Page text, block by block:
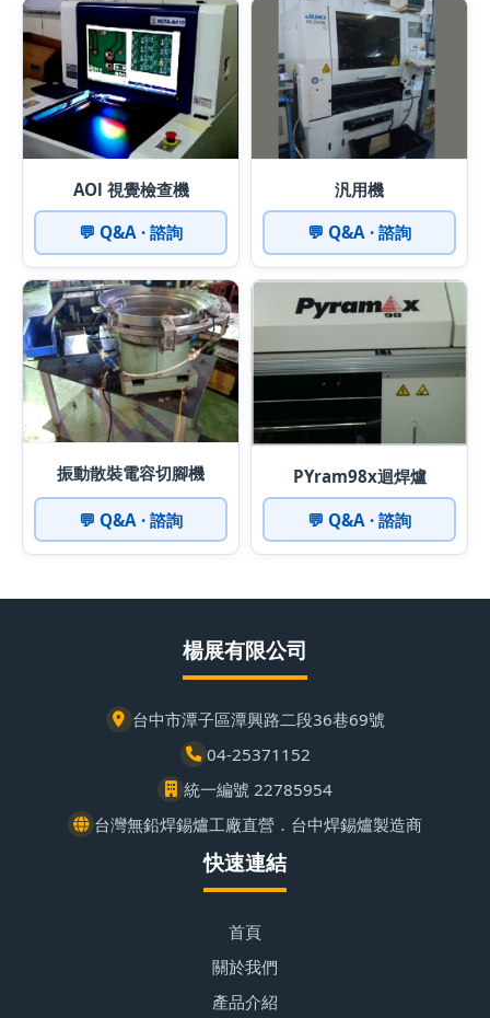
AOl 視覺檢查機
💬 Q&A · 諮詢
汎用機
💬 Q&A · 諮詢
振動散裝電容切腳機
💬 Q&A · 諮詢
PYram98x迴焊爐
💬 Q&A · 諮詢
楊展有限公司
台中市潭子區潭興路二段36巷69號
04-25371152
統一編號 22785954
台灣無鉛焊錫爐工廠直營．台中焊錫爐製造商
快速連結
首頁
關於我們
產品介紹